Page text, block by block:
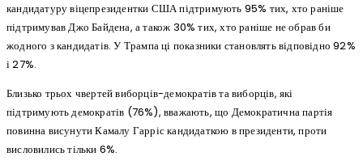
кандидатуру віцепрезидентки США підтримують 95% тих, хто раніше
підтримував Джо Байдена, а також 30% тих, хто раніше не обрав би
жодного з кандидатів. У Трампа ці показники становлять відповідно 92%
і 27%.
Близько трьох чвертей виборців-демократів та виборців, які
підтримують демократів (76%), вважають, що Демократична партія
повинна висунути Камалу Гарріс кандидаткою в президенти, проти
висловились тільки 6%.